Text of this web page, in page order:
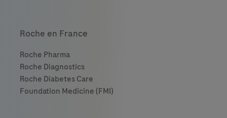
Roche en France